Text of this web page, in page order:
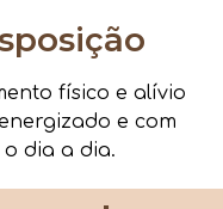
físico e alívio
e com
dia a dia.